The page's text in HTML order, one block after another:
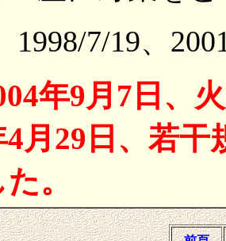
1998/7/19、
年9月7日
月29日、若
。